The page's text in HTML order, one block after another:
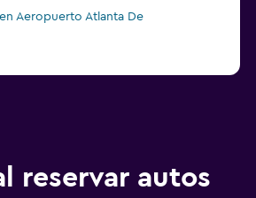
Aeropuerto Atlanta De
reservar autos